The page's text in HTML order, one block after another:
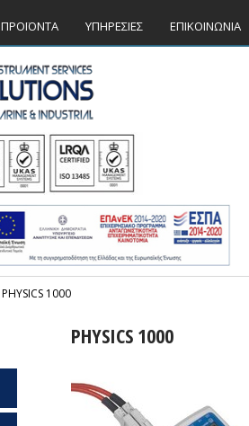
ΠΡΟΪΟΝΤΑ ΥΠΗΡΕΣΙΕΣ ΕΠΙΚΟΙΝΩΝΙΑ
PHYSICS 1000
PHYSICS 1000